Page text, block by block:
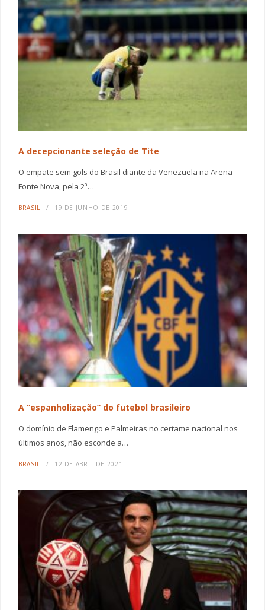
A decepcionante seleção de Tite
O empate sem gols do Brasil diante da Venezuela na Arena
Fonte Nova, pela 2ª…
BRASIL 19 DE JUNHO DE 2019
A “espanholização” do futebol brasileiro
O domínio de Flamengo e Palmeiras no certame nacional nos
últimos anos, não esconde a…
BRASIL 12 DE ABRIL DE 2021